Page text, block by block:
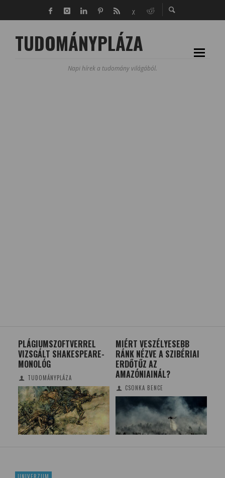
TUDOMÁNYPLÁZA
Napi hírek a tudomány világából.
PLÁGIUMSZOFTVERREL
VIZSGÁLT SHAKESPEARE-
MONOLÓG
TUDOMÁNYPLÁZA
MIÉRT VESZÉLYESEBB
RÁNK NÉZVE A SZIBÉRIAI
ERDŐTŰZ AZ
AMAZÓNIAINÁL?
CSONKA BENCE